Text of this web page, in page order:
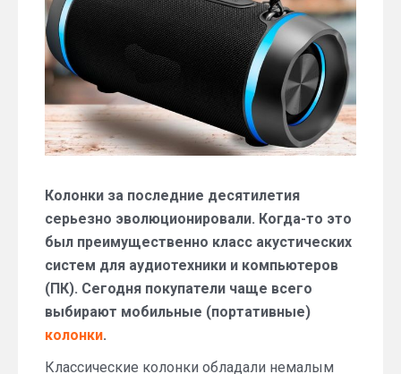
для
дома
и
отдыха?
Колонки за последние десятилетия
серьезно эволюционировали. Когда-то это
был преимущественно класс акустических
систем для аудиотехники и компьютеров
(ПК). Сегодня покупатели чаще всего
выбирают мобильные (портативные)
колонки.
Классические колонки обладали немалым